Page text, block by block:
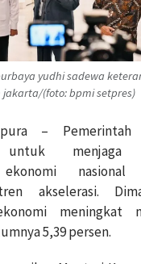
yudhi sadewa
(foto: bpmi setpres)
– Pemerintah
untuk menjaga
ekonomi
akselerasi.
meningkat
5,39 persen.